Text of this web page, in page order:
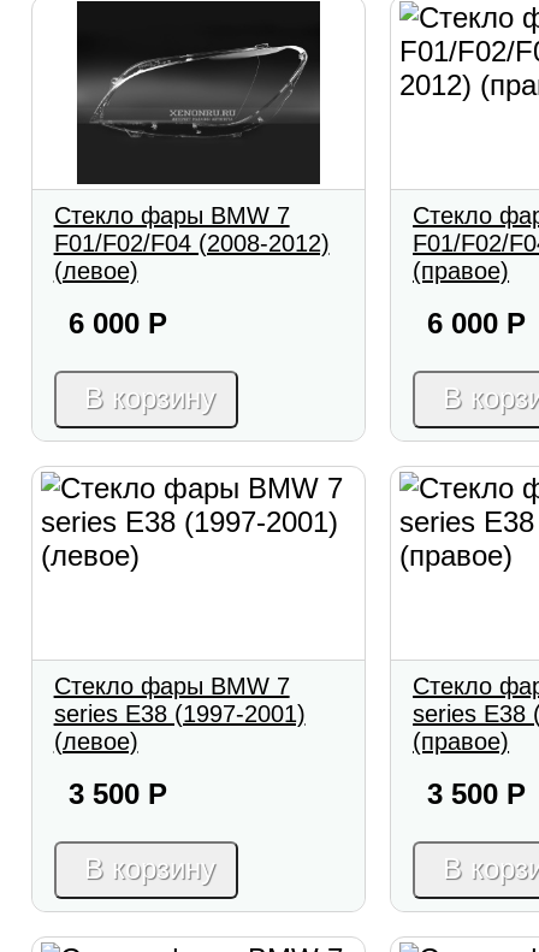
Стекло фары BMW 7
F01/F02/F04 (2008-2012)
(левое)
6 000 Р
В корзину
Стекло
F01/F02/
(правое)
6 000 Р
В
Стекло фары BMW 7
series E38 (1997-2001)
(левое)
3 500 Р
В корзину
Стекло
series E38
(правое)
3 500 Р
В